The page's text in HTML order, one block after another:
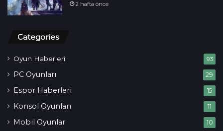
2 hafta önce
Categories
Oyun Haberleri 93
PC Oyunları 29
Espor Haberleri 15
Konsol Oyunları 11
Mobil Oyunlar 10